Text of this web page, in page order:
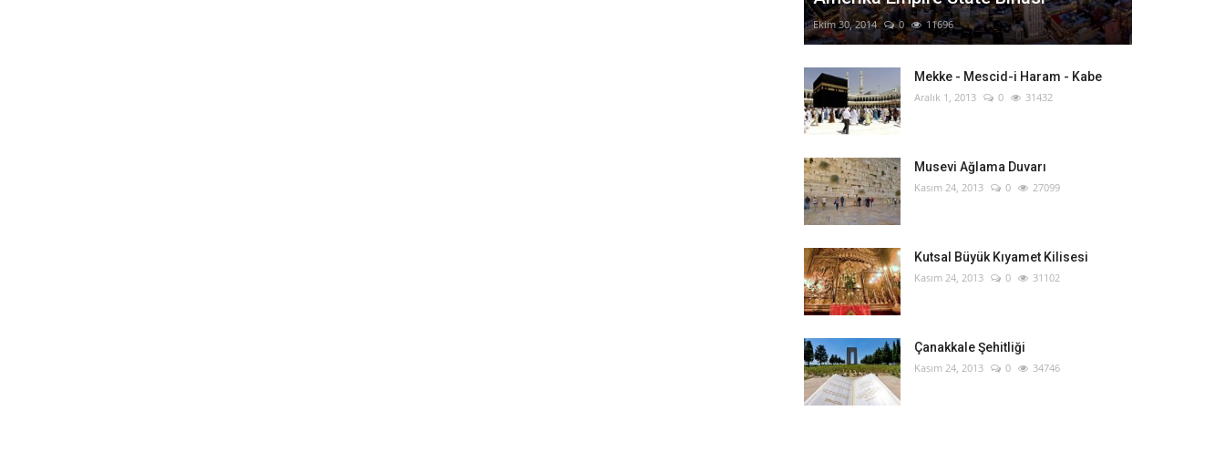
Ekim 30, 2014 0 11696
Mekke - Mescid-i Haram - Kabe
Aralık 1, 2013 0 31432
Musevi Ağlama Duvarı
Kasım 24, 2013 0 27099
Kutsal Büyük Kıyamet Kilisesi
Kasım 24, 2013 0 31102
Çanakkale Şehitliği
Kasım 24, 2013 0 34746